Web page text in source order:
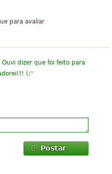
para avaliar
dizer que foi feito para
(:”
ícone de Natal
Particular capaz.”
que pode jogar ”
Postar